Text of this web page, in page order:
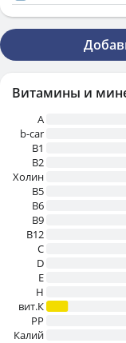
Витамины и
A
b-car
В1
B2
Холин
B5
B6
B9
B12
C
D
E
H
вит.К
PP
Калий